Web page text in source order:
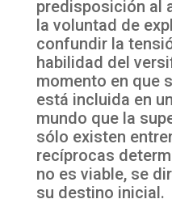
predisposición al
la voluntad de
confundir la
habilidad del
momento en que
está incluida en
mundo que la
sólo existen
recíprocas
no es viable, se
su destino inicial.